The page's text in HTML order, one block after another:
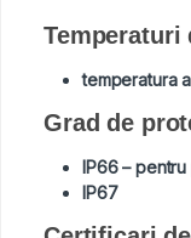
Temperaturi
temperatura
Grad de
IP66 –
IP67